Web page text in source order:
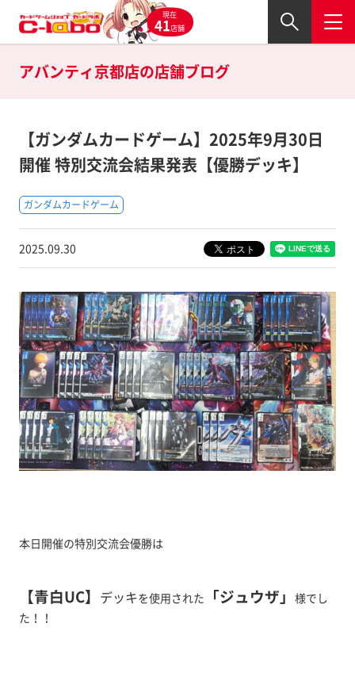
現在
41店舗
アバンティ京都店の店舗ブログ
【ガンダムカードゲーム】2025年9月30日
開催 特別交流会結果発表【優勝デッキ】
ガンダムカードゲーム
2025.09.30
本日開催の特別交流会優勝は
【青白UC】 デッキを使用された 「ジュウザ」 様でし
た！！